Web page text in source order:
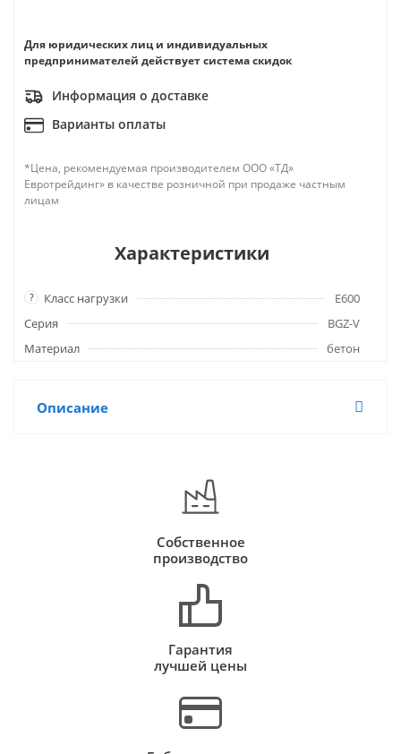
Для юридических лиц и индивидуальных
предпринимателей действует система скидок
Информация о доставке
Варианты оплаты
*Цена, рекомендуемая производителем ООО «ТД»
Евротрейдинг» в качестве розничной при продаже частным
лицам
Характеристики
? Класс нагрузки
E600
Серия
BGZ-V
Материал
бетон
Описание
Собственное
производство
Гарантия
лучшей цены